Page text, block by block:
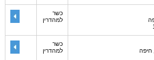
כשר
למהדרין
כשר
למהדרין